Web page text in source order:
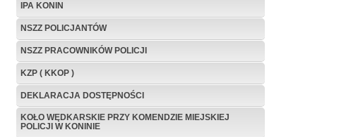
IPA KONIN
NSZZ POLICJANTÓW
NSZZ PRACOWNIKÓW POLICJI
KZP ( KKOP )
DEKLARACJA DOSTĘPNOŚCI
KOŁO WĘDKARSKIE PRZY KOMENDZIE MIEJSKIEJ
POLICJI W KONINIE